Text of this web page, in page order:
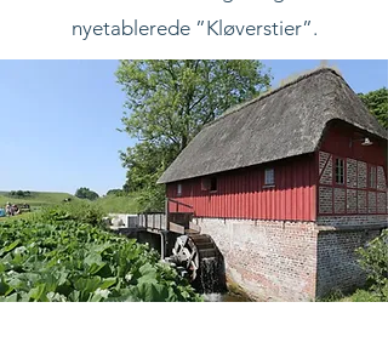
nyetablerede ”Kløverstier”.